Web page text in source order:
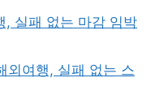
, 실패 없는 마감 임박
외여행, 실패 없는 스